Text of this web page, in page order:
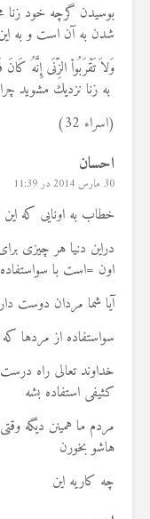
بوسیدن گرچه خود زنا
شدن به آن است و به
وَلاَ تَقْرَبُواْ الزِّنَى إِنَّهُ
به زنا نزديك مشويد
(اسراء 32)
احسان
30 مارس 2014 در 11:39
خطاب به اونایی که این
دراین دنیا هر چیزی
اون =است با سواستفاده
آیا شما مردان دوست
سواستفاده از مردها
خداوند تعالی راه
کثیفی استفاده بشه
مردم ما همینن دیگه
هاشو بخورن
چه کاریه این